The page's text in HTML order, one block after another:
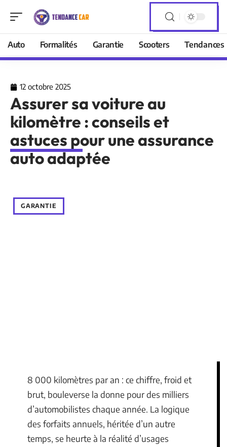
Auto Formalités Garantie Scooters Tendances
12 octobre 2025
Assurer sa voiture au
kilomètre : conseils et
astuces pour une assurance
auto adaptée
GARANTIE
8 000 kilomètres par an : ce chiffre, froid et
brut, bouleverse la donne pour des milliers
d’automobilistes chaque année. La logique
des forfaits annuels, héritée d’un autre
temps, se heurte à la réalité d’usages